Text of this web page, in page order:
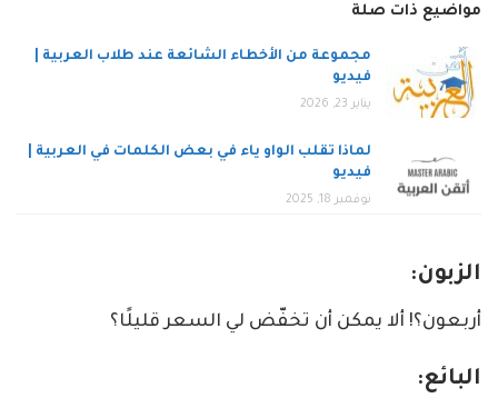
مواضيع ذات صلة
مجموعة من الأخطاء الشائعة عند طلاب العربية |
فيديو
يناير 23, 2026
لماذا تقلب الواو ياء في بعض الكلمات في العربية |
فيديو
نوفمبر 18, 2025
الزبون:
أربعون؟! ألا يمكن أن تخفّض لي السعر قليلًا؟
البائع: